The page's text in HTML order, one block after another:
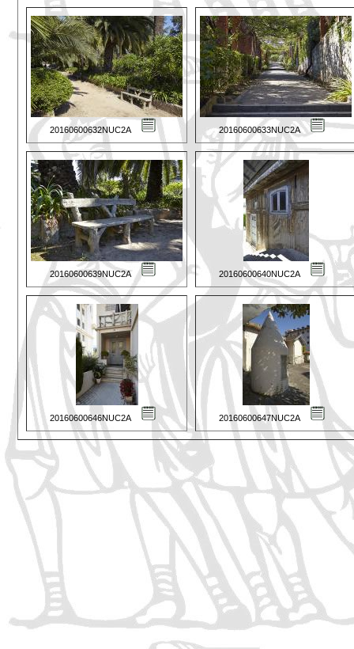
20160600632NUC2A 20160600633NUC2A
20160600639NUC2A 20160600640NUC2A
20160600646NUC2A 20160600647NUC2A